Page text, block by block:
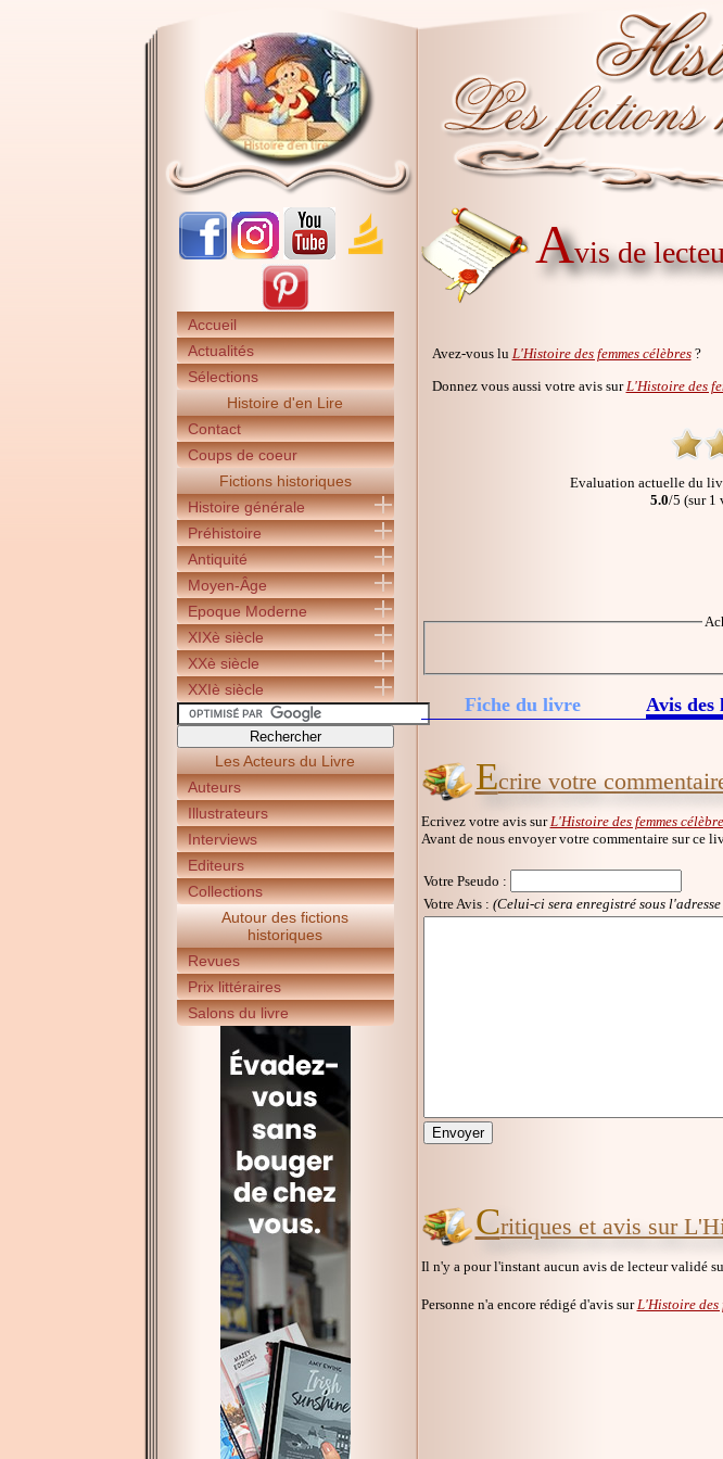
Accueil
Actualités
Sélections
Histoire d'en Lire
Contact
Coups de coeur
Fictions historiques
Histoire générale
Préhistoire
Antiquité
Moyen-Âge
Epoque Moderne
XIXè siècle
XXè siècle
XXIè siècle
Les Acteurs du Livre
Auteurs
Illustrateurs
Interviews
Editeurs
Collections
Autour des fictions
historiques
Revues
Prix littéraires
Salons du livre
Avis de
Avez-vous lu L'Histoire des femmes célèbres?
Donnez vous aussi votre avis sur L'Histoire des
Evaluation actuelle du
5.0/5 (sur 1
Fiche du livre Avis des
Ecrire votre
Ecrivez votre avis sur L'Histoire des femmes
Avant de nous envoyer votre commentaire sur ce
Votre Pseudo :
Votre Avis : (Celui-ci sera enregistré sous
Critiques et avis sur
Il n'y a pour l'instant aucun avis de lecteur validé
Personne n'a encore rédigé d'avis sur L'Histoire des